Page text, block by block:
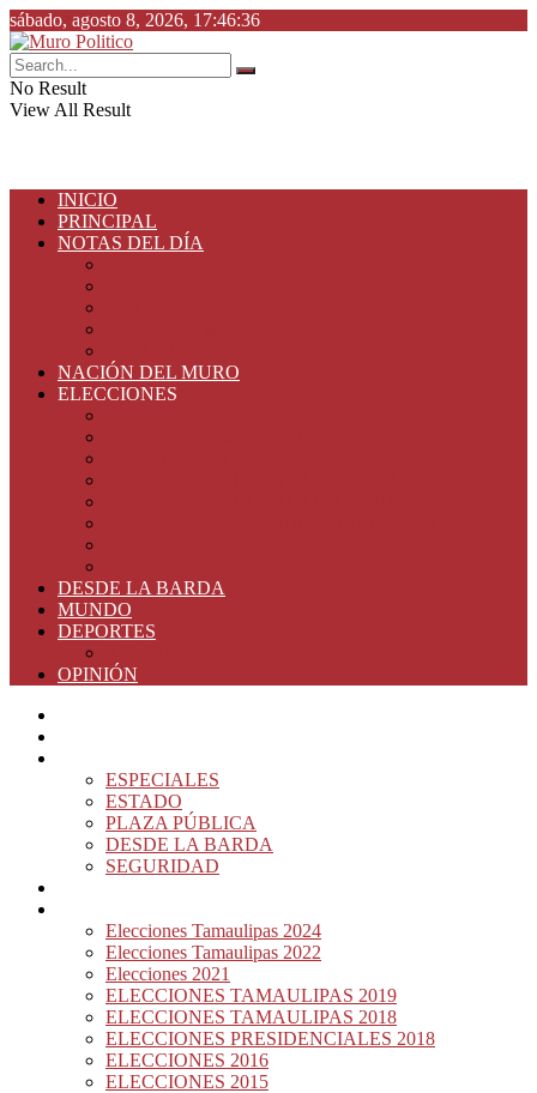
sábado, agosto 8, 2026, 17:46:36
No Result
View All Result
INICIO
PRINCIPAL
NOTAS DEL DÍA
NACIÓN DEL MURO
ELECCIONES
DESDE LA BARDA
MUNDO
DEPORTES
OPINIÓN
ESPECIALES
ESTADO
PLAZA PÚBLICA
DESDE LA BARDA
SEGURIDAD
Elecciones Tamaulipas 2024
Elecciones Tamaulipas 2022
Elecciones 2021
ELECCIONES TAMAULIPAS 2019
ELECCIONES TAMAULIPAS 2018
ELECCIONES PRESIDENCIALES 2018
ELECCIONES 2016
ELECCIONES 2015